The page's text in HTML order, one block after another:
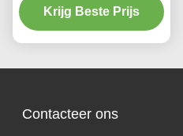
Time Tracking voor de
nauwkeurigheid van de
van het voertuig
Krijg Beste Prijs
Contacteer ons